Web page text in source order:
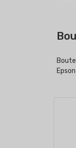
Epson